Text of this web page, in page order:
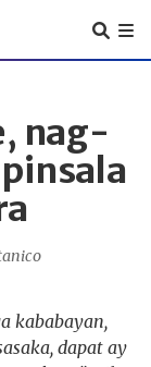
nag-
kababayan,
dapat ay